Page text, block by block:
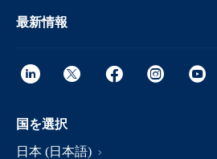
最新情報
国を選択
日本 (日本語)